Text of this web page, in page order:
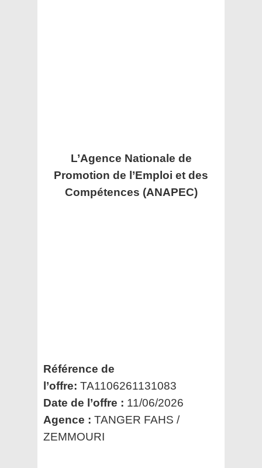
L’Agence Nationale de
Promotion de l’Emploi et des
Compétences (ANAPEC)
Référence de
l’offre: TA1106261131083
Date de l’offre : 11/06/2026
Agence : TANGER FAHS /
ZEMMOURI